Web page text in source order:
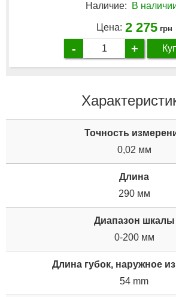
Наличие: В
Цена: 2 275 грн
- +
Точность
0,02 мм
Длина
290 мм
Диапазон шкалы
0-200 мм
Длина губок, наружное
54 mm